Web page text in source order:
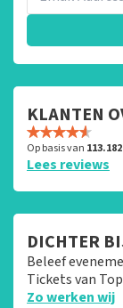
KLANTEN
Op basis van 113.182
Lees reviews
DICHTER
Beleef
Tickets van
Zo werken wij